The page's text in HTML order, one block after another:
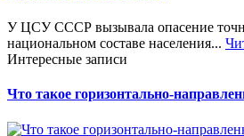
У ЦСУ СССР вызывала опасение
национальном составе населения...
Интересные записи
Что такое горизонтально-